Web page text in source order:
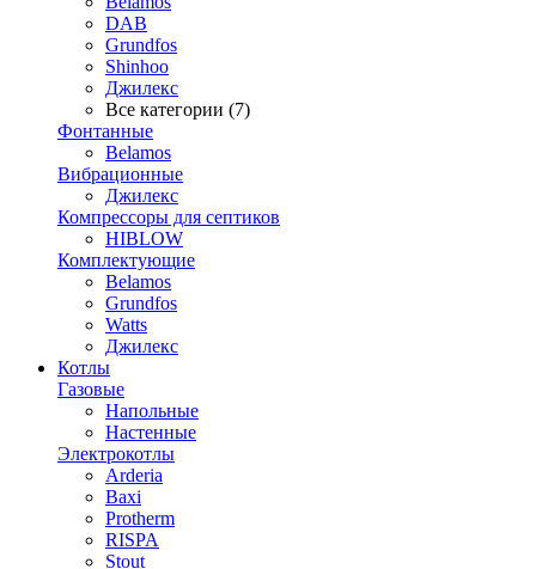
DAB
Grundfos
Shinhoo
Джилекс
Все категории (7)
Фонтанные
Belamos
Вибрационные
Джилекс
Компрессоры для септиков
HIBLOW
Комплектующие
Belamos
Grundfos
Watts
Джилекс
Котлы
Газовые
Напольные
Настенные
Электрокотлы
Arderia
Baxi
Protherm
RISPA
Stout